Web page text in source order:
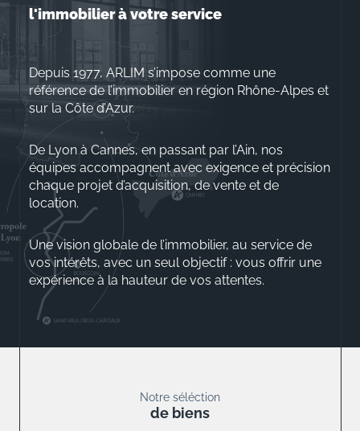
l'immobilier à votre service
Depuis 1977, ARLIM s’impose comme une
référence de l’immobilier en région Rhône-Alpes et
sur la Côte d’Azur.
De Lyon à Cannes, en passant par l’Ain, nos
équipes accompagnent avec exigence et précision
chaque projet d’acquisition, de vente et de
location.
Une vision globale de l’immobilier, au service de
vos intérêts, avec un seul objectif : vous offrir une
expérience à la hauteur de vos attentes.
Notre séléction
de biens